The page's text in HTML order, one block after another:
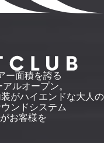
ー面積を誇る
ルオープン。
がハイエンドな大人の
ンドシステム
お客様を